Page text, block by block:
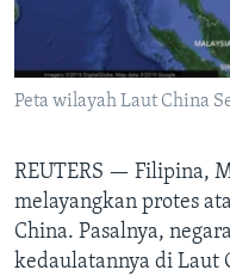
Peta wilayah Laut China
REUTERS — Filipina,
melayangkan protes
China. Pasalnya,
kedaulatannya di Laut